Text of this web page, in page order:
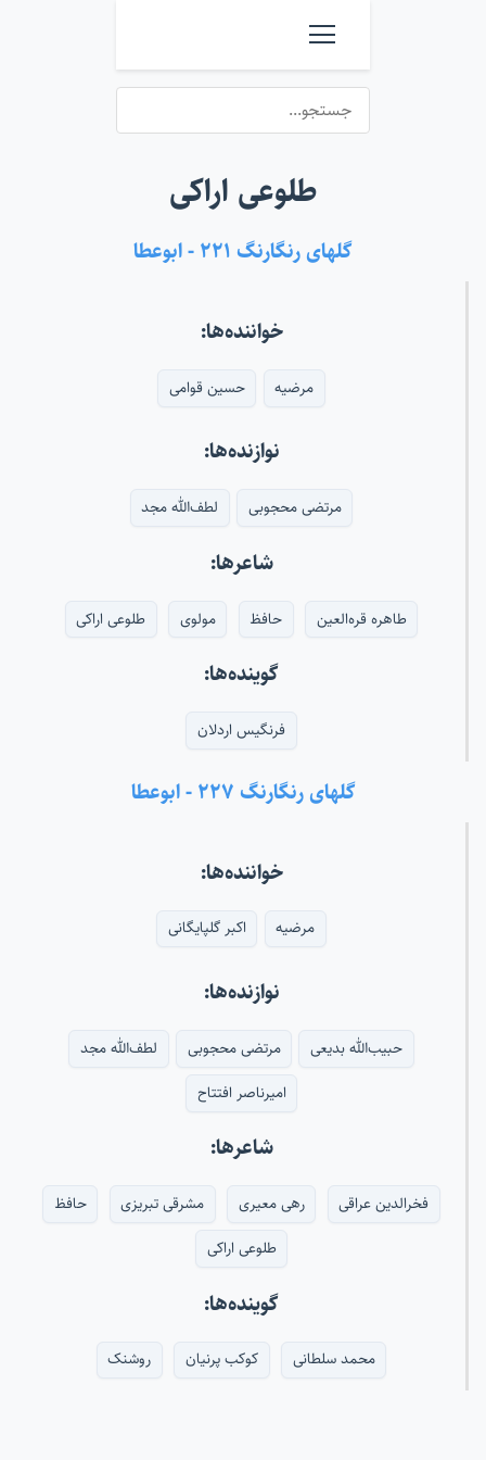
طلوعی اراکی
گلهای رنگارنگ ۲۲۱ - ابوعطا
خواننده‌ها:
مرضیه حسین قوامی
نوازنده‌ها:
مرتضی محجوبی لطف‌الله مجد
شاعرها:
طاهره قره‌العین حافظ مولوی طلوعی اراکی
گوینده‌ها:
فرنگیس اردلان
گلهای رنگارنگ ۲۲۷ - ابوعطا
خواننده‌ها:
مرضیه اکبر گلپایگانی
نوازنده‌ها:
حبیب‌الله بدیعی مرتضی محجوبی
لطف‌الله مجد
امیرناصر افتتاح
شاعرها:
فخرالدین عراقی رهی معیری مشرقی تبریزی
حافظ
طلوعی اراکی
گوینده‌ها:
محمد سلطانی کوکب پرنیان روشنک